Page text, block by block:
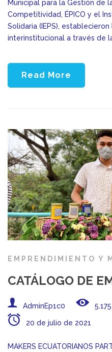
Municipal para la Gestión de
Competitividad, ÉPICO y el
Solidaria (IEPS),
interinstitucional a través de
Read More
EMPRENDIMIENTO Y
CATÁLOGO DE
AdminEp1c0
20 de julio de 2021
MAKERS ECUATORIANOS